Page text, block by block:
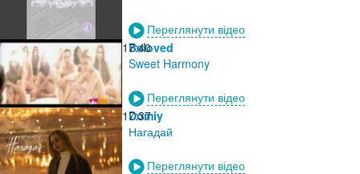
Переглянути відео
17:40
Beloved
Sweet Harmony
Переглянути відео
17:37
Domiy
Нагадай
Переглянути відео